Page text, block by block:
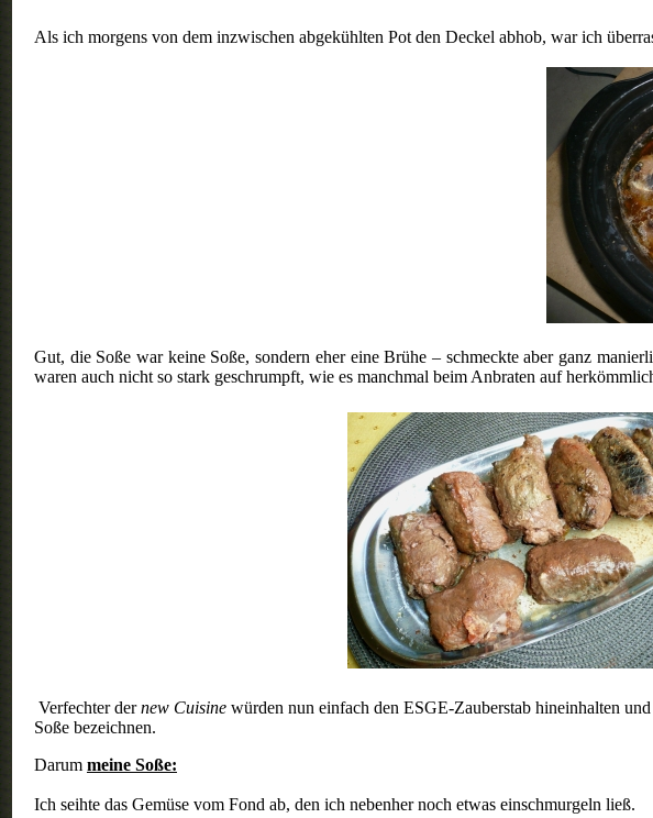
Als ich morgens von dem inzwischen abgekühlten Pot den Deckel abhob, war ich
Gut, die Soße war keine Soße, sondern eher eine Brühe – schmeckte aber ganz
waren auch nicht so stark geschrumpft, wie es manchmal beim Anbraten auf
Verfechter dernew Cuisine würden nun einfach den ESGE-Zauberstab hineinhalten
Soße bezeichnen.
Darum meine Soße:
Ich seihte das Gemüse vom Fond ab, den ich nebenher noch etwas einschmurgeln ließ.